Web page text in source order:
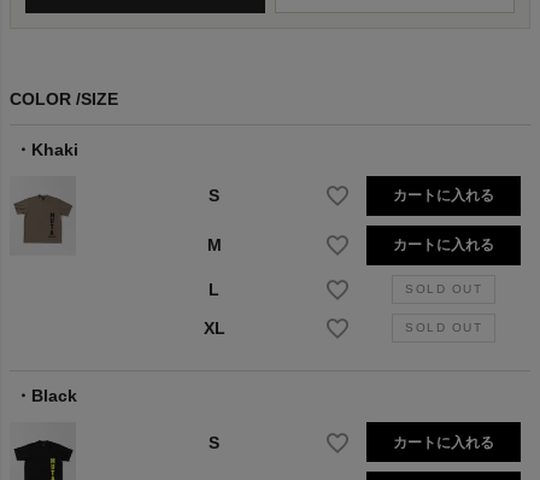
COLOR SIZE
Khaki
S カートに入れる
M カートに入れる
L
XL
Black
S カートに入れる